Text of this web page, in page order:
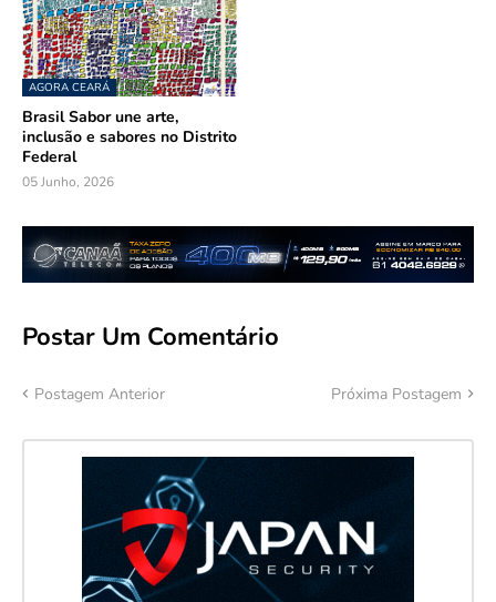
AGORA CEARÁ
Brasil Sabor une arte,
inclusão e sabores no Distrito
Federal
05 Junho, 2026
Postar Um Comentário
Postagem Anterior Próxima Postagem